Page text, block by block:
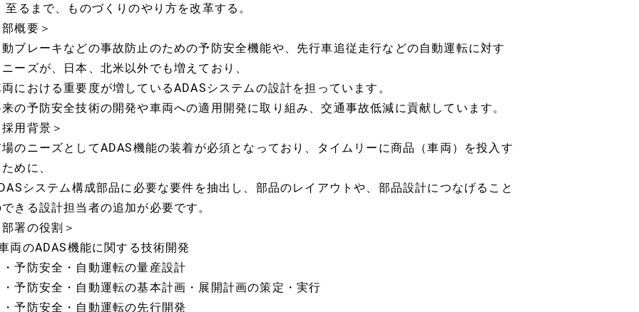
るまで、ものづくりのやり方を改革する。
概要＞
ブレーキなどの事故防止のための予防安全機能や、先行車追従走行などの自動運転に対す
ーズが、日本、北米以外でも増えており、
における重要度が増しているADASシステムの設計を担っています。
の予防安全技術の開発や車両への適用開発に取り組み、交通事故低減に貢献しています。
用背景＞
のニーズとしてADAS機能の装着が必須となっており、タイムリーに商品（車両）を投入す
めに、
システム構成部品に必要な要件を抽出し、部品のレイアウトや、部品設計につなげること
きる設計担当者の追加が必要です。
署の役割＞
両のADAS機能に関する技術開発
予防安全・自動運転の量産設計
予防安全・自動運転の基本計画・展開計画の策定・実行
予防安全・自動運転の先行開発